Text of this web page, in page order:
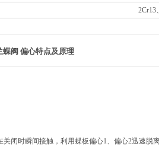
2Cr13
阀 偏心特点及原理
关闭时瞬间接触，利用蝶板偏心1、偏心2迅速脱